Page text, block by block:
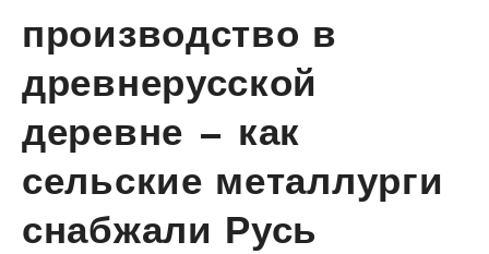
производство в
древнерусской
деревне — как
сельские металлурги
снабжали Русь